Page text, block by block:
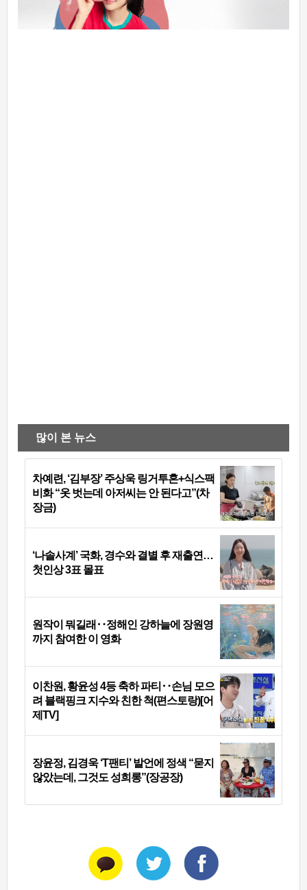
많이 본 뉴스
차예련, ‘김부장’ 주상욱 링거투혼+식스팩
비화 “옷 벗는데 아저씨는 안 된다고”(차
장금)
‘나솔사계’ 국화, 경수와 결별 후 재출연…
첫인상 3표 몰표
원작이 뭐길래‥정해인 강하늘에 장원영
까지 참여한 이 영화
이찬원, 황윤성 4등 축하 파티‥손님 모으
려 블랙핑크 지수와 친한 척(편스토랑)[어
제TV]
장윤정, 김경욱 ‘T팬티’ 발언에 정색 “묻지
않았는데, 그것도 성희롱”(장공장)